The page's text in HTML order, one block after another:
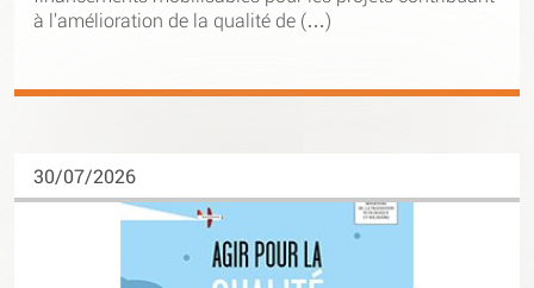
à l’amélioration de la qualité de (…)
30/07/2026